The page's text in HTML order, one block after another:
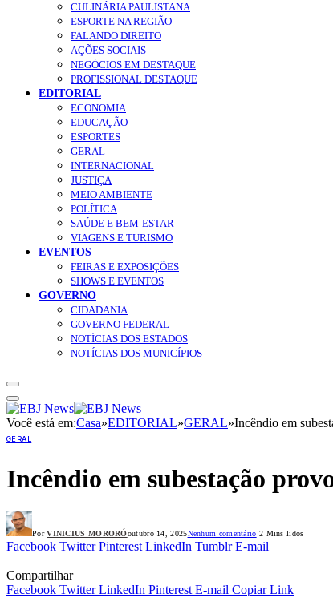
CULINÁRIA PAULISTANA
ESPORTE NA REGIÃO
FALANDO DIREITO
AÇÕES SOCIAIS
NEGÓCIOS EM DESTAQUE
PROFISSIONAL DESTAQUE
EDITORIAL
ECONOMIA
EDUCAÇÃO
ESPORTES
GERAL
INTERNACIONAL
JUSTIÇA
MEIO AMBIENTE
POLÍTICA
SAÚDE E BEM-ESTAR
VIAGENS E TURISMO
EVENTOS
FEIRAS E EXPOSIÇÕES
SHOWS E EVENTOS
GOVERNO
CIDADANIA
GOVERNO FEDERAL
NOTÍCIAS DOS ESTADOS
NOTÍCIAS DOS MUNICÍPIOS
Você está em:Casa»EDITORIAL»GERAL»Incêndio em
GERAL
Incêndio em subestação
Por VINICIUS MORORÓoutubro 14, 2025Nenhum comentário 2 Mins lidos
Facebook Twitter Pinterest LinkedIn Tumblr E-mail
Compartilhar
Facebook Twitter LinkedIn Pinterest E-mail Copiar Link